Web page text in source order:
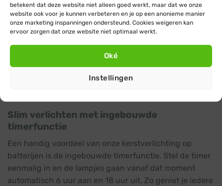
betekent dat deze website niet alleen goed werkt, maar dat we onze
website ook voor je kunnen verbeteren en je op een anonieme manier
onze marketing inspanningen ondersteund. Cookies weigeren kan
ervoor zorgen dat onze website niet optimaal werkt.
Oké
Instellingen
zijn veilig omhuld met plastic en het snoer is gemaakt
van flexibel PVC met een koperen kern. Dankzij de IP44
beschermingsgraad is deze verlichting bestand tegen
spatwater en stof, waardoor je er zowel binnen als
buiten probleemloos gebruik van kunt maken.
Bovendien gaan de LED lichtjes maar liefst 20.000
branduren mee, wat gelijkstaat aan vele jaren
Slim verlichten met ingebouwde
timerfunctie
Een handig voordeel van onze kerstverlichting op
batterijen is de ingebouwde timerfunctie. Stel de timer
eenmalig in en de lampjes gaan vanaf dat moment
automatisch 6 uur aan en 18 uur uit. Zo geniet je iedere